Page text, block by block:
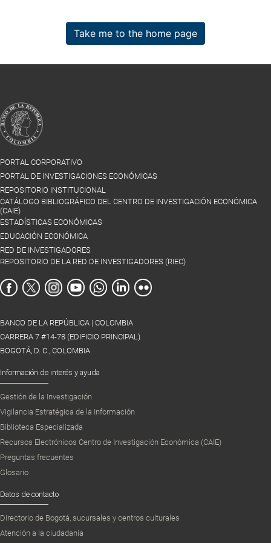
Take me to the home page
PORTAL CORPORATIVO
PORTAL DE INVESTIGACIONES ECONÓMICAS
REPOSITORIO INSTITUCIONAL
CATÁLOGO BIBLIOGRÁFICO DEL CENTRO DE INVESTIGACIÓN ECONÓMICA
(CAIE)
ESTADÍSTICAS ECONÓMICAS
EDUCACIÓN ECONÓMICA
RED DE INVESTIGADORES
REPOSITORIO DE LA RED DE INVESTIGADORES (RIEC)
BANCO DE LA REPÚBLICA | COLOMBIA
CARRERA 7 #14-78 (EDIFICIO PRINCIPAL)
BOGOTÁ, D. C., COLOMBIA
Información de interés y ayuda
Gestión de la Investigación
Vigilancia Estratégica de la Información
Biblioteca Especializada
Recursos Electrónicos Centro de Investigación Económica (CAIE)
Preguntas frecuentes
Glosario
Datos de contacto
Directorio de Bogotá, sucursales y centros culturales
Atención a la ciudadanía